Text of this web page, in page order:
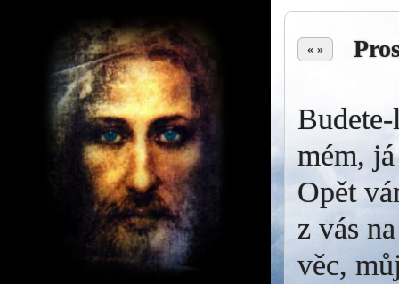
« »
mém,
Opět
z vás
věc,